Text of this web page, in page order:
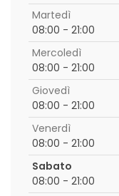
Martedì
08:00 - 21:00
Mercoledì
08:00 - 21:00
Giovedì
08:00 - 21:00
Venerdì
08:00 - 21:00
Sabato
08:00 - 21:00